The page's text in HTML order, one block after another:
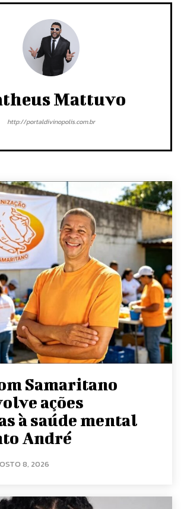
Mattuvo
http://portaldivinopolis.com.br
Samaritano
ações
à saúde mental
André
8, 2026